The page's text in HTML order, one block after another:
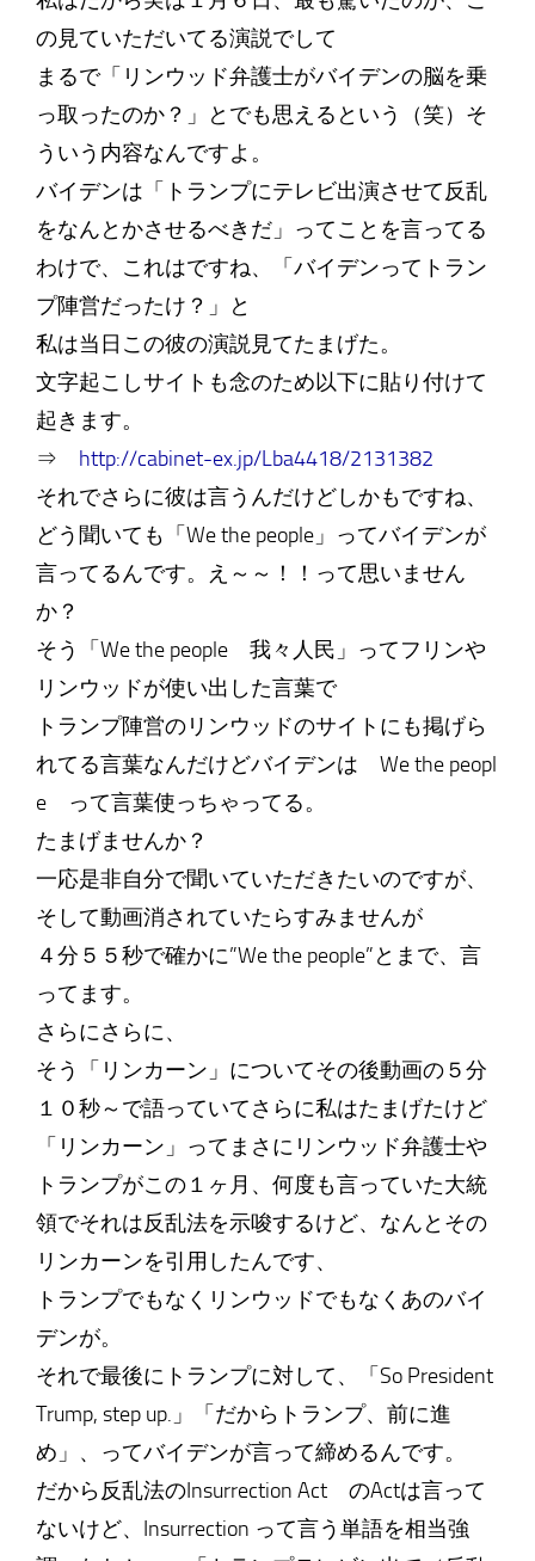
の見ていただいてる演説でして
まるで「リンウッド弁護士がバイデンの脳を乗
っ取ったのか？」とでも思えるという（笑）そ
ういう内容なんですよ。
バイデンは「トランプにテレビ出演させて反乱
をなんとかさせるべきだ」ってことを言ってる
わけで、これはですね、「バイデンってトラン
プ陣営だったけ？」と
私は当日この彼の演説見てたまげた。
文字起こしサイトも念のため以下に貼り付けて
起きます。
⇒ http://cabinet-ex.jp/Lba4418/2131382
それでさらに彼は言うんだけどしかもですね、
どう聞いても「We the people」ってバイデンが
言ってるんです。え～～！！って思いません
か？
そう「We the people 我々人民」ってフリンや
リンウッドが使い出した言葉で
トランプ陣営のリンウッドのサイトにも掲げら
れてる言葉なんだけどバイデンは We the peopl
e って言葉使っちゃってる。
たまげませんか？
一応是非自分で聞いていただきたいのですが、
そして動画消されていたらすみませんが
４分５５秒で確かに”We the people”とまで、言
ってます。
さらにさらに、
そう「リンカーン」についてその後動画の５分
１０秒～で語っていてさらに私はたまげたけど
「リンカーン」ってまさにリンウッド弁護士や
トランプがこの１ヶ月、何度も言っていた大統
領でそれは反乱法を示唆するけど、なんとその
リンカーンを引用したんです、
トランプでもなくリンウッドでもなくあのバイ
デンが。
それで最後にトランプに対して、「So President
Trump, step up.」「だからトランプ、前に進
め」、ってバイデンが言って締めるんです。
だから反乱法のInsurrection Act のActは言って
ないけど、Insurrection って言う単語を相当強